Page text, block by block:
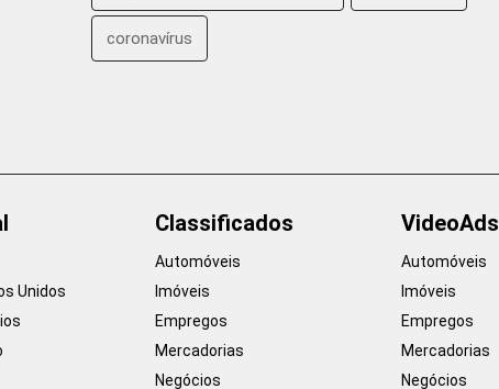
coronavírus
Unidos
Classificados
Automóveis
Imóveis
Empregos
Mercadorias
Negócios
VideoAds
Automóveis
Imóveis
Empregos
Mercadorias
Negócios